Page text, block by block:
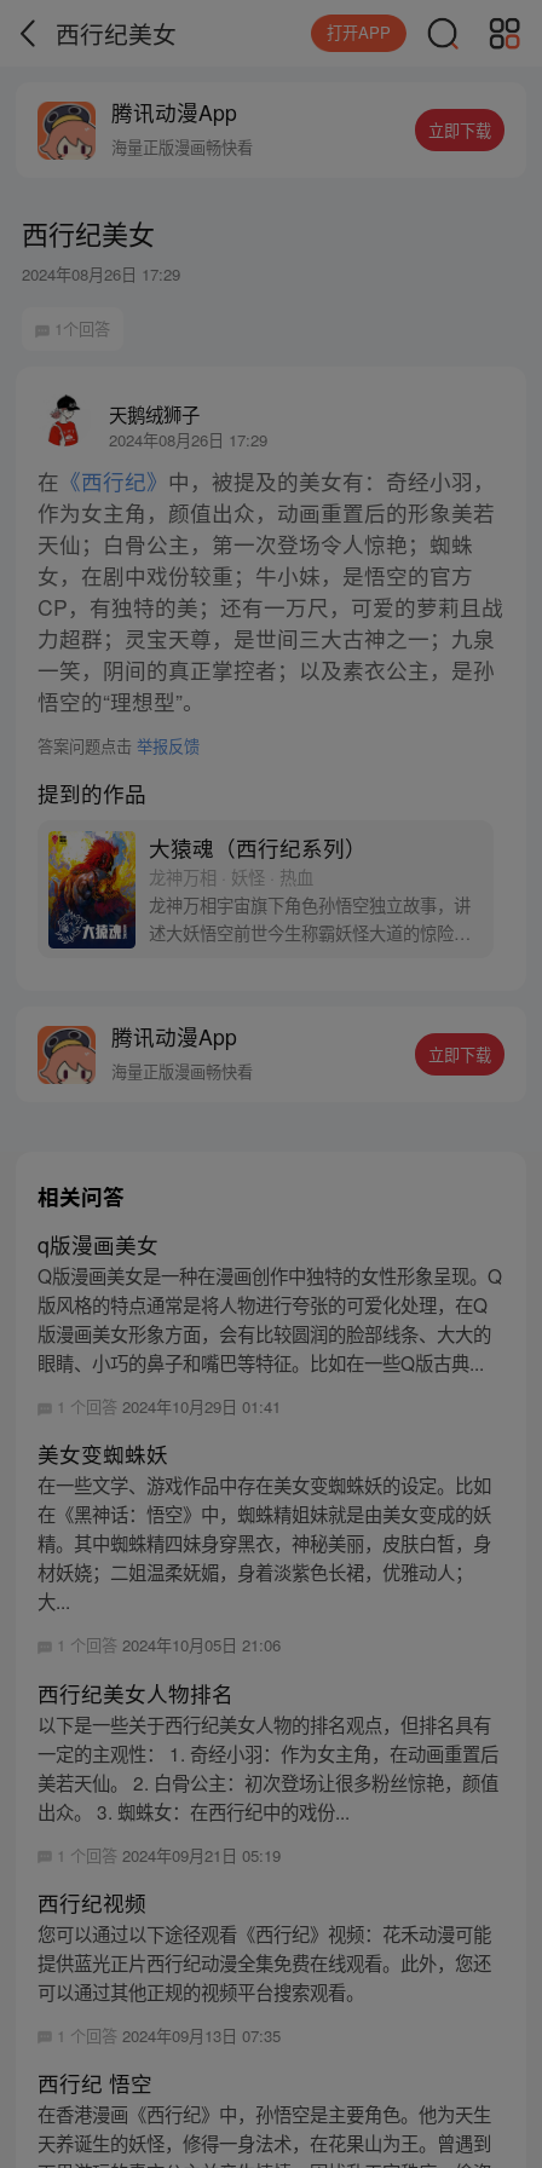
西行纪美女 打开APP
腾讯动漫App
海量正版漫画畅快看
立即下载
西行纪美女
2024年08月26日 17:29
1个回答
天鹅绒狮子
2024年08月26日 17:29
在 《西行纪》 中，被提及的美女有：奇经小羽，
作为女主角，颜值出众，动画重置后的形象美若
天仙；白骨公主，第一次登场令人惊艳；蜘蛛
女，在剧中戏份较重；牛小妹，是悟空的官方
CP，有独特的美；还有一万尺，可爱的萝莉且战
力超群；灵宝天尊，是世间三大古神之一；九泉
一笑，阴间的真正掌控者；以及素衣公主，是孙
悟空的“理想型”。
答案问题点击 举报反馈
提到的作品
大猿魂（西行纪系列）
龙神万相 · 妖怪 · 热血
龙神万相宇宙旗下角色孙悟空独立故事，讲
述大妖悟空前世今生称霸妖怪大道的惊险历
人…六十年后，他再次破石而出，背负着守
护族人的希望和信念打败了妖怪大道的霸
腾讯动漫App
海量正版漫画畅快看
立即下载
相关问答
q版漫画美女
Q版漫画美女是一种在漫画创作中独特的女性形象呈现。Q
版风格的特点通常是将人物进行夸张的可爱化处理，在Q
版漫画美女形象方面，会有比较圆润的脸部线条、大大的
眼睛、小巧的鼻子和嘴巴等特征。比如在一些Q版古典...
1 个回答 2024年10月29日 01:41
美女变蜘蛛妖
在一些文学、游戏作品中存在美女变蜘蛛妖的设定。比如
在《黑神话：悟空》中，蜘蛛精姐妹就是由美女变成的妖
精。其中蜘蛛精四妹身穿黑衣，神秘美丽，皮肤白皙，身
材妖娆；二姐温柔妩媚，身着淡紫色长裙，优雅动人；
大...
1 个回答 2024年10月05日 21:06
西行纪美女人物排名
以下是一些关于西行纪美女人物的排名观点，但排名具有
一定的主观性： 1. 奇经小羽：作为女主角，在动画重置后
美若天仙。 2. 白骨公主：初次登场让很多粉丝惊艳，颜值
出众。 3. 蜘蛛女：在西行纪中的戏份...
1 个回答 2024年09月21日 05:19
西行纪视频
您可以通过以下途径观看《西行纪》视频：花禾动漫可能
提供蓝光正片西行纪动漫全集免费在线观看。此外，您还
可以通过其他正规的视频平台搜索观看。
1 个回答 2024年09月13日 07:35
西行纪 悟空
在香港漫画《西行纪》中，孙悟空是主要角色。他为天生
天养诞生的妖怪，修得一身法术，在花果山为王。曾遇到